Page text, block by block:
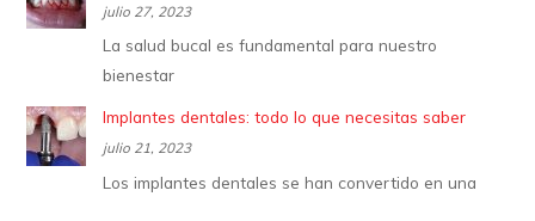
julio 27, 2023
La salud bucal es fundamental para nuestro
bienestar
Implantes dentales: todo lo que necesitas saber
julio 21, 2023
Los implantes dentales se han convertido en una